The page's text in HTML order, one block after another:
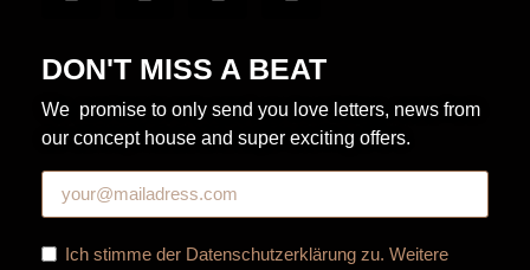
DON'T MISS A BEAT
We promise to only send you love letters, news from
our concept house and super exciting offers.
Ich stimme der Datenschutzerklärung zu. Weitere